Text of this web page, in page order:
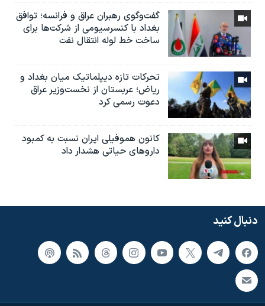
گفت‌وگوی رهبران عراق و فرانسه؛ توافق
بغداد با کنسرسیومی از شرکت‌ها برای
ساخت خط لوله انتقال نفت
تحرکات تازه دیپلماتیک میان بغداد و
ریاض؛ عربستان از نخست‌وزیر عراق
دعوت رسمی کرد
کانون هموفیلی ایران نسبت به کمبود
داروهای حیاتی هشدار داد
دنبال کنید